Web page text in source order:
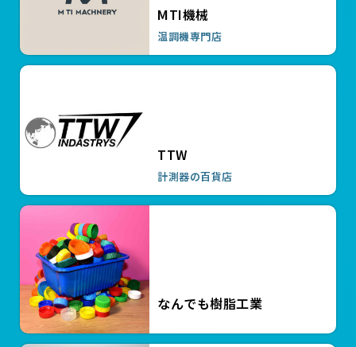
ハイトルクナット HTN22
￥3,740
ハイトルクナット HTN20
￥3,300
ハイトルクナット HTN10
￥2,200
ハイトルクナット HTN12
ハイトルクボルト HTB1690
￥4,730
ミツトヨ CD-P15S
￥19,800
ミツトヨ M110-25
￥6,800
pHメータ AP-20
￥12,100
温調機専門店
MTI機械
計測器の百貨店
TTW
なんでも樹脂工業